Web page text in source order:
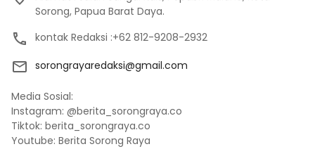
Sorong, Papua Barat Daya.
kontak Redaksi :+62 812-9208-2932
sorongrayaredaksi@gmail.com
Media Sosial:
Instagram: @berita_sorongraya.co
Tiktok: berita_sorongraya.co
Youtube: Berita Sorong Raya